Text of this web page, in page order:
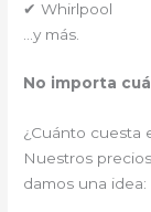
✔ Whirlpool
…y más.
No importa
¿Cuánto cuesta
Nuestros
damos una idea: